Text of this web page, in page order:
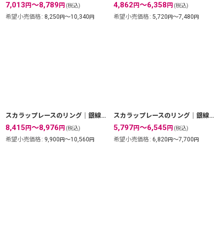
7,013 円～8,789円 (税込)
希望小売価格 : 8,250円～10,340円
4,862 円～6,358 円 (税込)
希望小売価格 : 5,720円～7,480円
スカラップレースのリング｜銀線細工の透かしを花びらのように連ねたリング【金属アレルギーの方に配慮したニッケルフリー加工】
8,415 円～8,976 円 (税込)
希望小売価格 : 9,900円～10,560円
スカラップレースのリング｜銀線細工の透かしを花びらのように連ねたリング【silver925】
5,797円～6,545 円 (税込)
希望小売価格 : 6,820円～7,700円